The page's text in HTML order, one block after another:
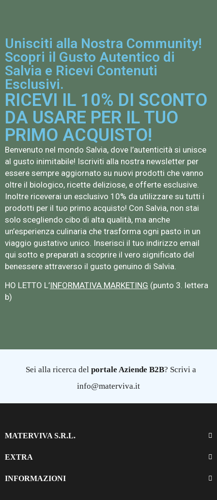
Unisciti alla Nostra Community!
Scopri il Gusto Autentico di
Salvia e Ricevi Contenuti
Esclusivi.
RICEVI IL 10% DI SCONTO
DA USARE PER IL TUO
PRIMO ACQUISTO!
Benvenuto nel mondo Salvia, dove l’autenticità si unisce
al gusto inimitabile! Iscriviti alla nostra newsletter per
essere sempre aggiornato su nuovi prodotti che vanno
oltre il biologico, ricette deliziose, e offerte esclusive.
Inoltre riceverai un esclusivo 10% da utilizzare su tutti i
prodotti per il tuo primo acquisto! Con Salvia, non stai
solo scegliendo cibo di alta qualità, ma anche
un’esperienza culinaria che trasforma ogni pasto in un
viaggio gustativo unico. Inserisci il tuo indirizzo email
qui sotto e preparati a scoprire il vero significato del
benessere attraverso il gusto genuino di Salvia.
HO LETTO L’INFORMATIVA MARKETING (punto 3. lettera
b)
Sei alla ricerca del portale Aziende B2B? Scrivi a
info@materviva.it
MATERVIVA S.R.L.
EXTRA
INFORMAZIONI